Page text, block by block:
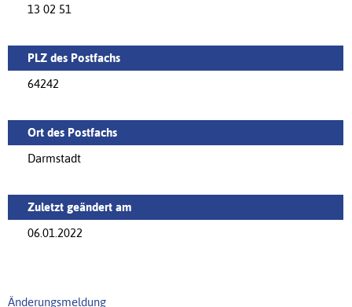
13 02 51
PLZ des Postfachs
64242
Ort des Postfachs
Darmstadt
Zuletzt geändert am
06.01.2022
Änderungsmeldung